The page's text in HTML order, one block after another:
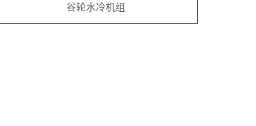
谷轮水冷机组